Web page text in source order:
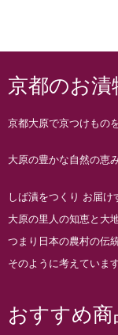
京都のお漬
京都大原で京つけもの
大原の豊かな自然の恵
しば漬をつくり お届け
大原の里人の知恵と大
つまり日本の農村の伝
そのように考えていま
おすすめ商